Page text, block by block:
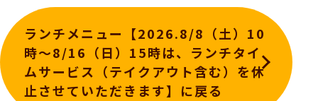
ランチメニュー【2026.8/8（土）10
時～8/16（日）15時は、ランチタイ
ムサービス（テイクアウト含む）を休
止させていただきます】に戻る